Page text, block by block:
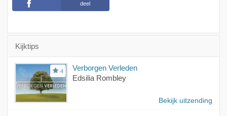
deel
Kijktips
4
Verborgen Verleden
Edsilia Rombley
Bekijk uitzending